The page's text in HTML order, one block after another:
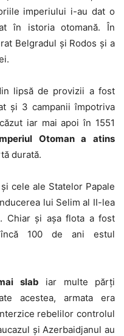
imperiului i-au dat o
în istoria otomană. În
Belgradul și Rodos și a
lipsă de provizii a fost
și 3 campanii împotriva
iar mai apoi în 1551
Otoman a atins
durată.
cele ale Statelor Papale
lui Selim al II-lea
Chiar și așa flota a fost
100 de ani estul
slab iar multe părți
acestea, armata era
rebelilor controlul
și Azerbaidjanul au